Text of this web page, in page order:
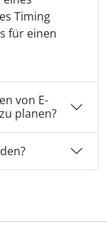
Timing
für einen
von E-
planen?